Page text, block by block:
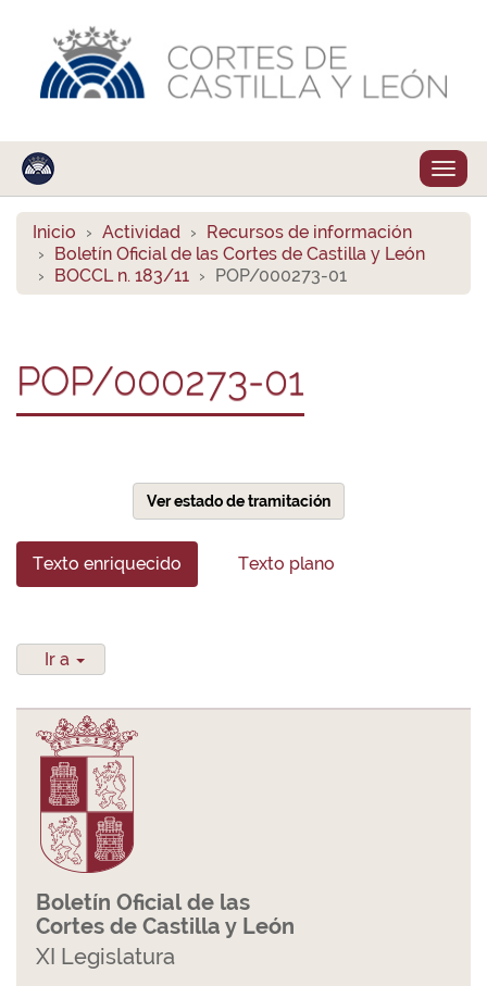
Inicio Actividad
Recursos de información
Boletín Oficial de las Cortes de Castilla y León
BOCCL n. 183/11
POP/000273-01
POP/000273-01
Ver estado de tramitación
Texto enriquecido Texto plano
Ir a
Boletín Oficial de las
Cortes de Castilla y León
XI Legislatura